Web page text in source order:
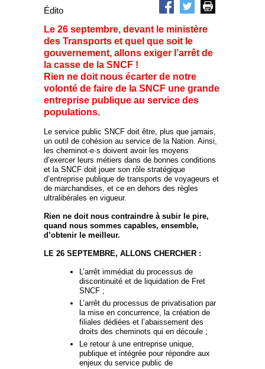
Édito
Le 26 septembre, devant le ministère
des Transports et quel que soit le
gouvernement, allons exiger l’arrêt de
la casse de la SNCF !
Rien ne doit nous écarter de notre
volonté de faire de la SNCF une grande
entreprise publique au service des
populations.
Le service public SNCF doit être, plus que jamais,
un outil de cohésion au service de la Nation. Ainsi,
les cheminot·e·s doivent avoir les moyens
d’exercer leurs métiers dans de bonnes conditions
et la SNCF doit jouer son rôle stratégique
d’entreprise publique de transports de voyageurs et
de marchandises, et ce en dehors des règles
ultralibérales en vigueur.
Rien ne doit nous contraindre à subir le pire,
quand nous sommes capables, ensemble,
d’obtenir le meilleur.
LE 26 SEPTEMBRE, ALLONS CHERCHER :
L’arrêt immédiat du processus de
discontinuité et de liquidation de Fret
SNCF ;
L’arrêt du processus de privatisation par
la mise en concurrence, la création de
filiales dédiées et l’abaissement des
droits des cheminots qui en découle ;
Le retour à une entreprise unique,
publique et intégrée pour répondre aux
enjeux du service public de